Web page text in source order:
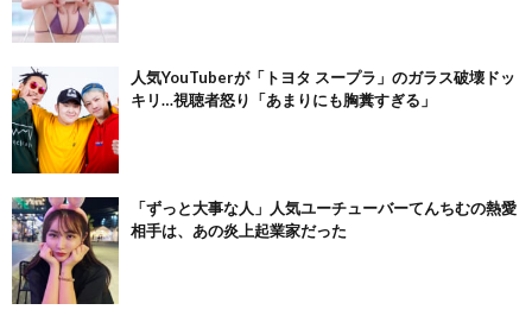
人気YouTuberが「トヨタ スープラ」のガラス破壊ドッ
キリ…視聴者怒り「あまりにも胸糞すぎる」
「ずっと大事な人」人気ユーチューバーてんちむの熱愛
相手は、あの炎上起業家だった